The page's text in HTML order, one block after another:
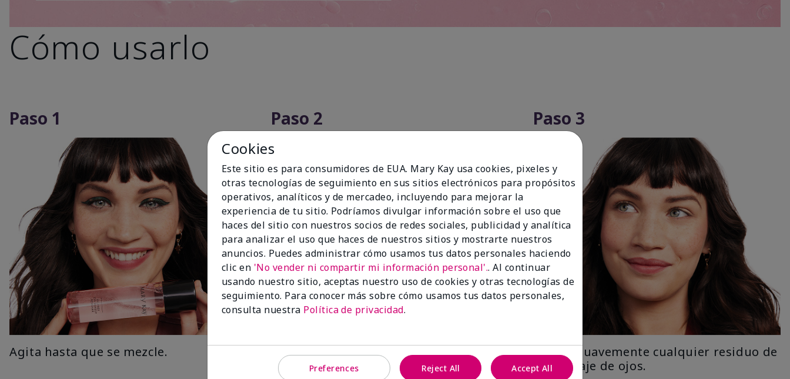
Cómo usarlo
Paso 1
Agita hasta que se mezcle.
Paso 2
Aplica una pequeña cantidad a una
bolita o almohadilla de algodón.
Paso 3
Limpia suavemente cualquier residuo de
maquillaje de ojos.
Cookies
Este sitio es para consumidores de EUA. Mary Kay usa cookies, pixeles y
otras tecnologías de seguimiento en sus sitios electrónicos para propósitos
operativos, analíticos y de mercadeo, incluyendo para mejorar la
experiencia de tu sitio. Podríamos divulgar información sobre el uso que
haces del sitio con nuestros socios de redes sociales, publicidad y analítica
para analizar el uso que haces de nuestros sitios y mostrarte nuestros
anuncios. Puedes administrar cómo usamos tus datos personales haciendo
clic en 'No vender ni compartir mi información personal'.. Al continuar
usando nuestro sitio, aceptas nuestro uso de cookies y otras tecnologías de
seguimiento. Para conocer más sobre cómo usamos tus datos personales,
consulta nuestra Política de privacidad.
Preferences Reject All Accept All